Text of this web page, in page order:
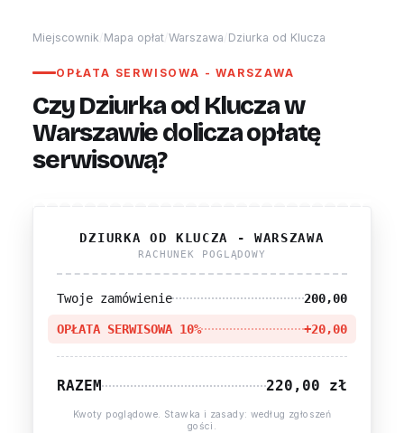
Miejscownik Mapa opłat Warszawa Dziurka od Klucza
OPŁATA SERWISOWA - WARSZAWA
Czy Dziurka od Klucza w
Warszawie dolicza opłatę
serwisową?
DZIURKA OD KLUCZA - WARSZAWA
RACHUNEK POGLĄDOWY
Twoje zamówienie 200,00
OPŁATA SERWISOWA 10% +20,00
RAZEM 220,00 zł
Kwoty poglądowe. Stawka i zasady: według zgłoszeń
gości.